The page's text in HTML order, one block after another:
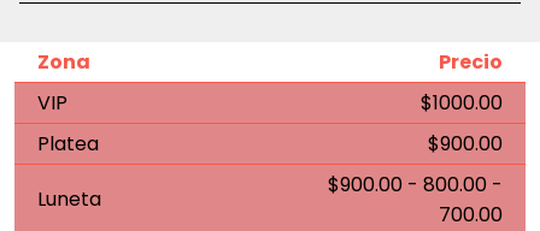
Zona
Precio
VIP
$1000.00
Platea
$900.00
Luneta
$900.00 - 800.00 -
700.00